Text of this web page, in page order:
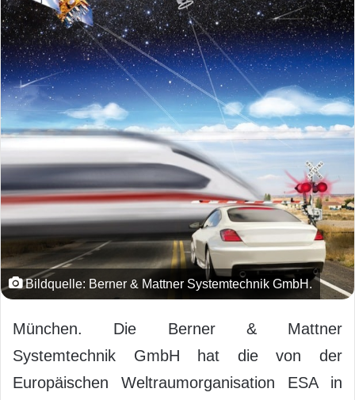
Bildquelle: Berner & Mattner Systemtechnik GmbH.
München. Die Berner & Mattner
Systemtechnik GmbH hat die von der
Europäischen Weltraumorganisation ESA in